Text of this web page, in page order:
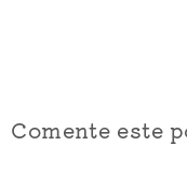
Comente este